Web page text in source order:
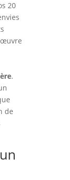
20
.
de